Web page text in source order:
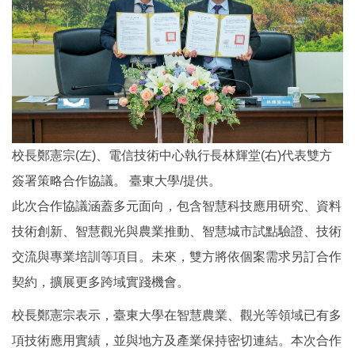
校長鄭憲宗(左)、電信技術中心執行長林輝堂(右)代表雙方
簽署策略合作協議。 臺東大學/提供。
此次合作協議涵蓋多元面向，包含智慧科技應用研究、資料
技術創新、智慧觀光與農業推動、智慧城市試點驗證、技術
交流與專業培訓等項目。未來，雙方將依個案需求另訂合作
契約，擴展更多跨域實踐機會。
校長鄭憲宗表示，臺東大學在智慧農業、觀光等領域已有多
項技術應用實績，並與地方及產業保持密切連結。本次合作